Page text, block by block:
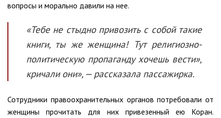
вопросы и морально давили на нее.
«Тебе не стыдно привозить с собой такие
книги, ты же женщина! Тут религиозно-
политическую пропаганду хочешь вести»,
кричали они», — рассказала пассажирка.
Сотрудники правоохранительных органов потребовали от
женщины прочитать для них привезенный ею Коран.